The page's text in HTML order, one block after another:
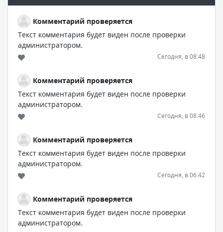
Комментарий проверяется
Текст комментария будет виден после проверки
администратором.
Сегодня, в 08:48
Комментарий проверяется
Текст комментария будет виден после проверки
администратором.
Сегодня, в 08:46
Комментарий проверяется
Текст комментария будет виден после проверки
администратором.
Сегодня, в 06:42
Комментарий проверяется
Текст комментария будет виден после проверки
администратором.